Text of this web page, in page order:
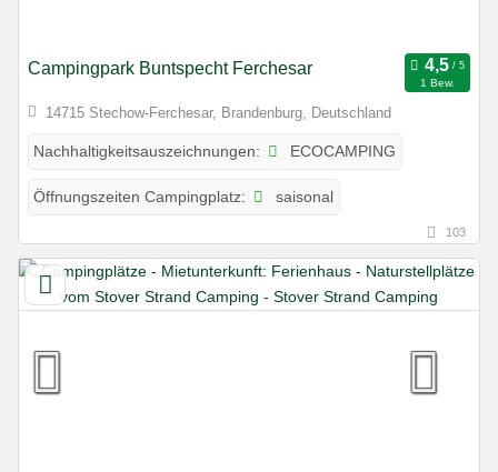
Campingpark Buntspecht Ferchesar
1 Bew.
14715 Stechow-Ferchesar, Brandenburg, Deutschland
Nachhaltigkeitsauszeichnungen: ECOCAMPING
Öffnungszeiten Campingplatz: saisonal
103